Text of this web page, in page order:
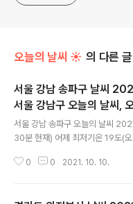
오늘의 날씨 ☀ 의 다른 글
서울 강남 송파구 날씨
서울 강남구 오늘의 날씨,
010, 초미세먼지, 미세먼
서울 강남 송파구 오늘의 날씨
30분 현재) 어제 최저기온 19도(
도(낮) 어제보다 3도 낮은 최저기온
0 0 2021. 10. 10.